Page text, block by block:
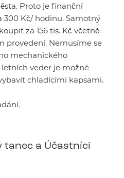
Proto je finanční
300 Kč/ hodinu. Samotný
za 156 tis. Kč včetně
provedení. Nemusíme se
mechanického
veder je možné
chladícími kapsami.
tanec a Účastníci